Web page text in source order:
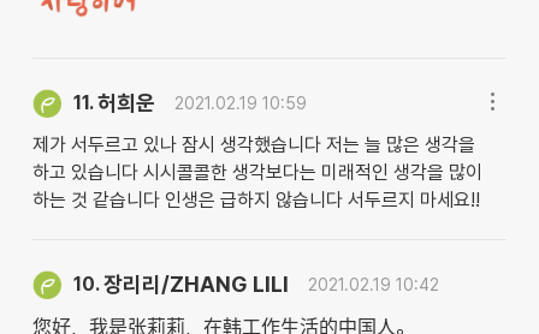
11.허희운 2021.02.19 10:59
제가 서두르고 있나 잠시 생각했습니다 저는 늘 많은 생각을
하고 있습니다 시시콜콜한 생각보다는 미래적인 생각을 많이
하는 것 같습니다 인생은 급하지 않습니다 서두르지 마세요!!
10.장리리/ZHANG LILI 2021.02.19 10:42
您好，我是张莉莉，在韩工作生活的中国人。